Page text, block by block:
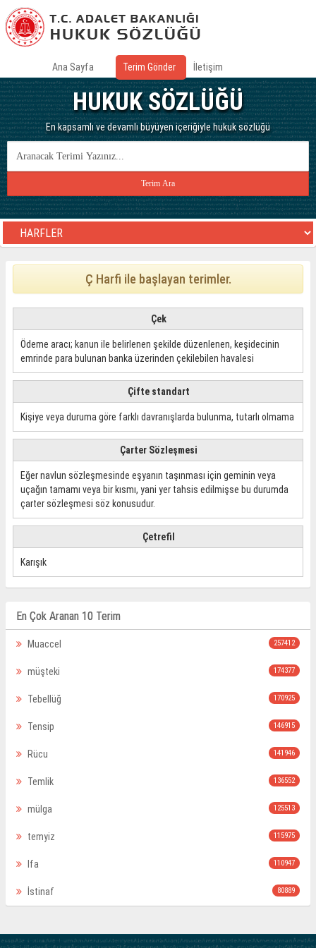
Ana Sayfa Terim Gönder İletişim
HUKUK SÖZLÜĞÜ
En kapsamlı ve devamlı büyüyen içeriğiyle hukuk sözlüğü
Ç Harfi ile başlayan terimler.
Çek
Ödeme aracı; kanun ile belirlenen şekilde düzenlenen, keşidecinin
emrinde para bulunan banka üzerinden çekilebilen havalesi
Çifte standart
Kişiye veya duruma göre farklı davranışlarda bulunma, tutarlı olmama
Çarter Sözleşmesi
Eğer navlun sözleşmesinde eşyanın taşınması için geminin veya
uçağın tamamı veya bir kısmı, yani yer tahsis edilmişse bu durumda
çarter sözleşmesi söz konusudur.
Çetrefil
Karışık
En Çok Aranan 10 Terim
Muaccel 257412
müşteki 174377
Tebellüğ 170925
Tensip 146915
Rücu 141946
Temlik 136552
mülga 125513
temyiz 115975
Ifa 110947
İstinaf 80889